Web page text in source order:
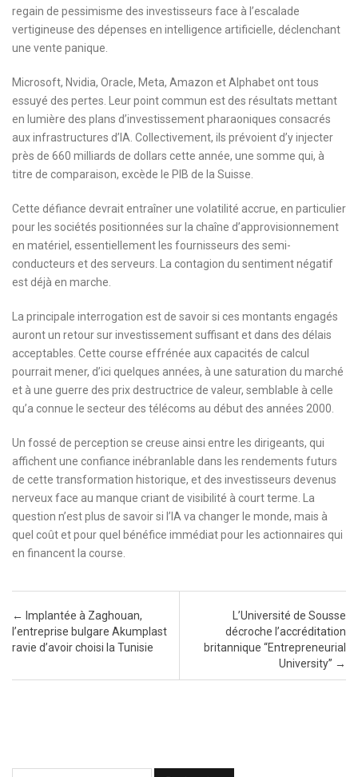
regain de pessimisme des investisseurs face à l’escalade
vertigineuse des dépenses en intelligence artificielle, déclenchant
une vente panique.
Microsoft, Nvidia, Oracle, Meta, Amazon et Alphabet ont tous
essuyé des pertes. Leur point commun est des résultats mettant
en lumière des plans d’investissement pharaoniques consacrés
aux infrastructures d’IA. Collectivement, ils prévoient d’y injecter
près de 660 milliards de dollars cette année, une somme qui, à
titre de comparaison, excède le PIB de la Suisse.
Cette défiance devrait entraîner une volatilité accrue, en particulier
pour les sociétés positionnées sur la chaîne d’approvisionnement
en matériel, essentiellement les fournisseurs des semi-
conducteurs et des serveurs. La contagion du sentiment négatif
est déjà en marche.
La principale interrogation est de savoir si ces montants engagés
auront un retour sur investissement suffisant et dans des délais
acceptables. Cette course effrénée aux capacités de calcul
pourrait mener, d’ici quelques années, à une saturation du marché
et à une guerre des prix destructrice de valeur, semblable à celle
qu’a connue le secteur des télécoms au début des années 2000.
Un fossé de perception se creuse ainsi entre les dirigeants, qui
affichent une confiance inébranlable dans les rendements futurs
de cette transformation historique, et des investisseurs devenus
nerveux face au manque criant de visibilité à court terme. La
question n’est plus de savoir si l’IA va changer le monde, mais à
quel coût et pour quel bénéfice immédiat pour les actionnaires qui
en financent la course.
Post navigation
← Implantée à Zaghouan,
l’entreprise bulgare Akumplast
ravie d’avoir choisi la Tunisie
L’Université de Sousse
décroche l’accréditation
britannique “Entrepreneurial
University” →